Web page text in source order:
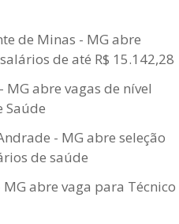
de Minas - MG abre
de até R$ 15.142,28
abre vagas de nível
Saúde
- MG abre seleção
de saúde
abre vaga para Técnico